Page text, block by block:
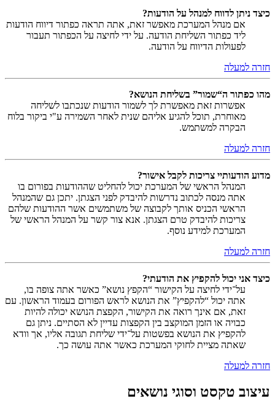
כיצד ניתן לדווח למנהל על הודעות?
אם מנהל המערכת מאפשר זאת, אתה תראה כפתור דיווח הודעות
ליד כפתור השליחת הודעה. על ידי לחיצה על הכפתור תעבור
לפעולות הדיווח על הודעה.
חזרה למעלה
מהו כפתור ה“שמור” בשליחת הנושא?
אפשרות זאת מאפשרת לך לשמור הודעות שנכתבו לשליחה
מאוחרת, תוכל להגיע אליהם שנית לאחר השמירה ע"י ביקור בלוח
הבקרה למשתמש.
חזרה למעלה
מדוע הודעותיי צריכות לקבל אישור?
המנהל הראשי של המערכת יכול להחליט שההודעות בפורום בו
אתה מנסה לכתוב נדרשות להיבדק לפני הצגתן. יתכן גם שהמנהל
הראשי הכניס אותך לקבוצה של משתמשים אשר ההודעות שלהם
צריכות להיבדק טרם הצגתן. אנא צור קשר על המנהל הראשי של
המערכת למידע נוסף.
חזרה למעלה
כיצד אני יכול להקפיץ את הודעתי?
על־ידי לחיצה על הקישור “הקפץ נושא” כאשר אתה צופה בו,
אתה יכול “להקפיץ” את הנושא לראש הפורום בעמוד הראשון. עם
זאת, אם אינך רואה את הקישור, הקפצת הנושא יכולה להיות
כבויה או הזמן המוקצב בין הקפצות עדיין לא הסתיים. ניתן גם
להקפיץ את הנושא בפשטות על־ידי שליחת תגובה אליו, אך וודא
שאתה מציית לחוקי המערכת כאשר אתה עושה כך.
חזרה למעלה
עיצוב טקסט וסוגי נושאים